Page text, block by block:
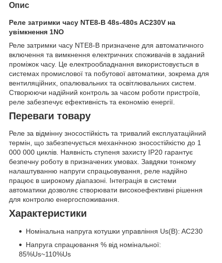
Опис
Реле затримки часу NTE8-B 48s-480s AC230V на
увімкнення 1NO
Реле затримки часу NTE8-B призначене для автоматичного
включення та вимкнення електричних споживачів в заданий
проміжок часу. Це електрообладнання використовується в
системах промислової та побутової автоматики, зокрема для
вентиляційних, опалювальних та освітлювальних систем.
Створюючи надійний контроль за часом роботи пристроїв,
реле забезпечує ефективність та економію енергії.
Переваги товару
Реле за відмінну зносостійкість та тривалий експлуатаційний
термін, що забезпечується механічною зносостійкістю до 1
000 000 циклів. Наявність ступеня захисту IP20 гарантує
безпечну роботу в призначених умовах. Завдяки тонкому
налаштуванню напруги спрацьовування, реле надійно
працює в широкому діапазоні. Інтеграція в системи
автоматики дозволяє створювати високоефективні рішення
для контролю енергоспоживання.
Характеристики
Номінальна напруга котушки управління Us(B): AC230
Напруга спрацювання % від номінальної:
85%Us~110%Us